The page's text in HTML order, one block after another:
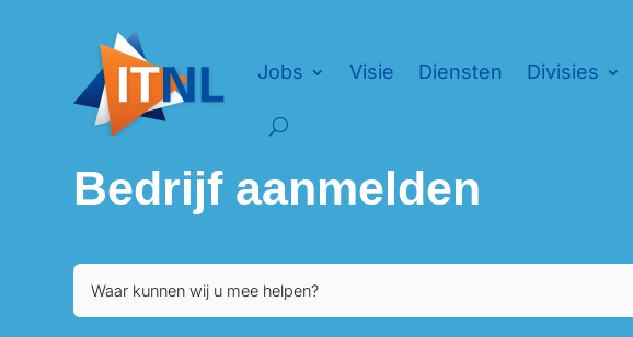
Jobs Visie Diensten Divisies
Bedrijf aanmelden